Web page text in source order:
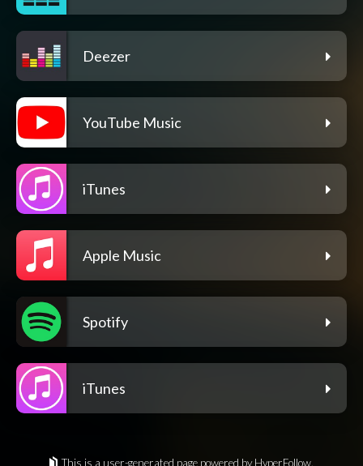
Deezer
YouTube Music
iTunes
Apple Music
Spotify
iTunes
This is a user-generated page powered by HyperFollow.